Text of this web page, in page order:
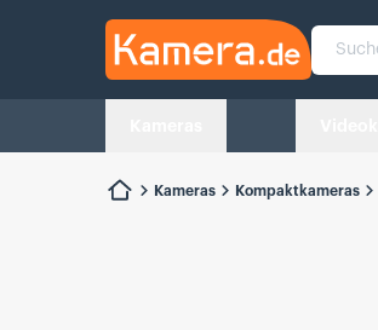
Kamera.de
Suche
Kameras Kompaktkameras